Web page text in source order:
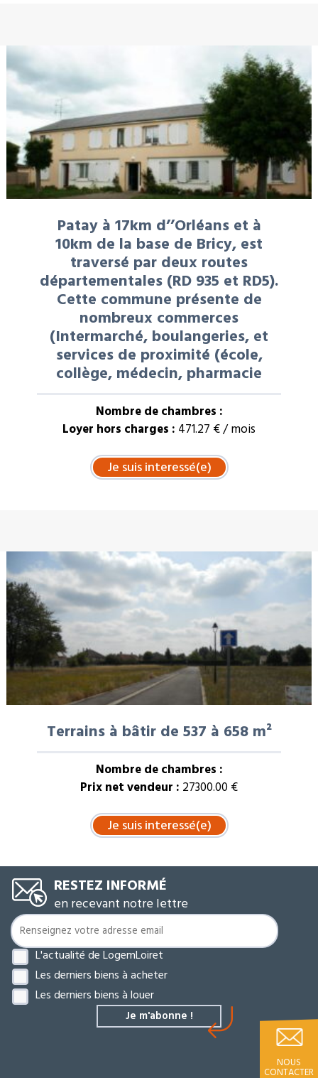
Patay à 17km d’’Orléans et à
10km de la base de Bricy, est
traversé par deux routes
départementales (RD 935 et RD5).
Cette commune présente de
nombreux commerces
(Intermarché, boulangeries, et
services de proximité (école,
collège, médecin, pharmacie
Nombre de chambres :
Loyer hors charges : 471.27 € / mois
Terrains à bâtir de 537 à 658 m²
Nombre de chambres :
Prix net vendeur : 27300.00 €
RESTEZ INFORMÉ
en recevant notre lettre
L'actualité de LogemLoiret
Les derniers biens à acheter
Les derniers biens à louer
NOUS
CONTACTER